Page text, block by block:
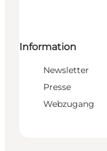
Information
Newsletter
Presse
Webzugang